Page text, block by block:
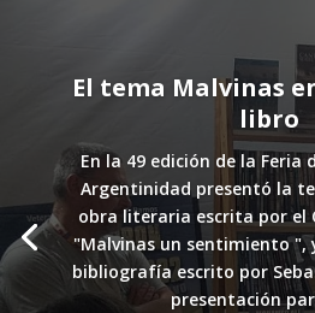
El tema Malvinas
libro
En la 49 edición de la Feria
Argentinidad presentó la
obra literaria escrita por el
"Malvinas un sentimiento ",
bibliografía escrito por
presentación